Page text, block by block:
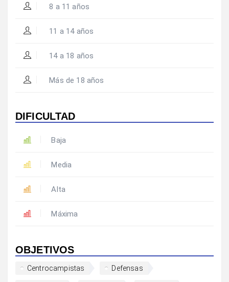
8 a 11 años
11 a 14 años
14 a 18 años
Más de 18 años
DIFICULTAD
Baja
Media
Alta
Máxima
OBJETIVOS
Centrocampistas Defensas